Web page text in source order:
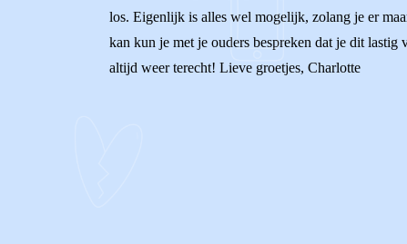
los. Eigenlijk is alles wel mogelijk, zolang je er
kan kun je met je ouders bespreken dat je dit
altijd weer terecht! Lieve groetjes, Charlotte